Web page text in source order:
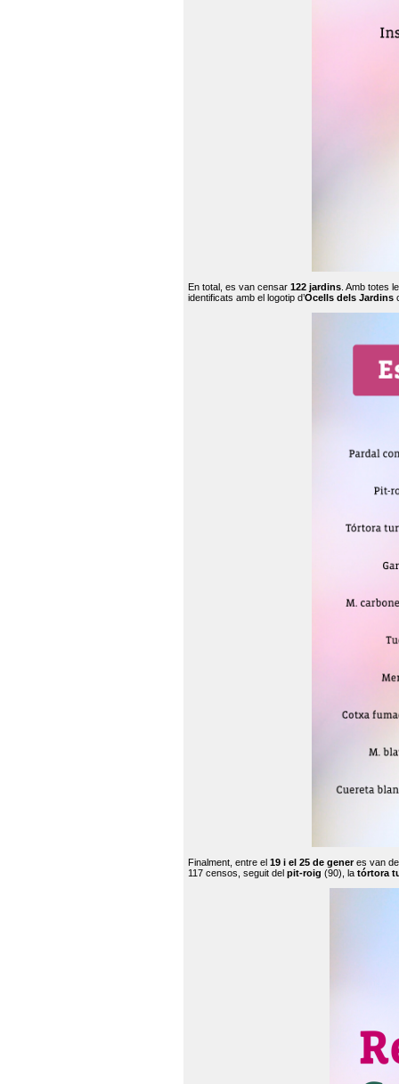
En total, es van censar 122 jardins . Amb totes
identificats amb el logotip d’Ocells dels Jardins
Finalment, entre el 19 i el 25 de generes van
117 censos, seguit del pit-roig (90), la tórtora